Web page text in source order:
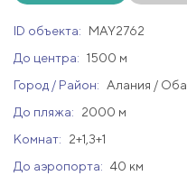
ID объекта:
MAY2762
До центра: 1500 м
Город / Район:
Алания / Оба
До пляжа:
2000 м
Комнат:
2+1,3+1
До аэропорта: 40 км